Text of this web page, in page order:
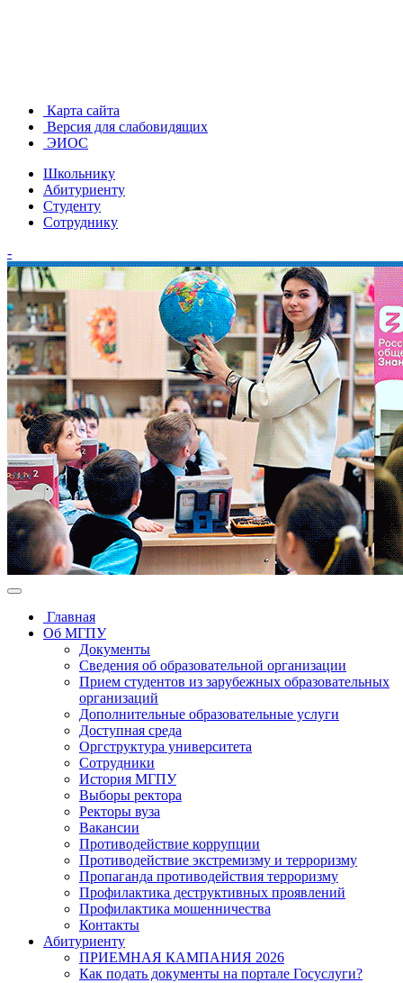
Карта сайта
Версия для слабовидящих
ЭИОС
Школьнику
Абитуриенту
Студенту
Сотруднику
-
Главная
Об МГПУ
Документы
Сведения об образовательной организации
Прием студентов из зарубежных образовательных
организаций
Дополнительные образовательные услуги
Доступная среда
Оргструктура университета
Сотрудники
История МГПУ
Выборы ректора
Ректоры вуза
Вакансии
Противодействие коррупции
Противодействие экстремизму и терроризму
Пропаганда противодействия терроризму
Профилактика деструктивных проявлений
Профилактика мошенничества
Контакты
Абитуриенту
ПРИЕМНАЯ КАМПАНИЯ 2026
Как подать документы на портале Госуслуги?